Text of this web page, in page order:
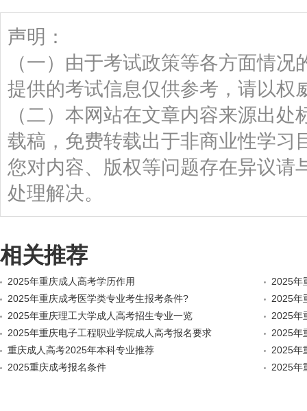
声明：
（一）由于考试政策等各方面情
提供的考试信息仅供参考，请以权
（二）本网站在文章内容来源出
载稿，免费转载出于非商业性学习
您对内容、版权等问题存在异议请
处理解决。
相关推荐
2025年重庆成人高考学历作用
2025年
2025年重庆成考医学类专业考生报考条件?
2025年
2025年重庆理工大学成人高考招生专业一览
2‌025年‌‌‌‌‌
2025年重庆电子工程职业学院成人高考报名要求
2025年
重庆成人高考2025年本科专业推荐
2‌025年‌‌‌‌‌
2025重庆成考报名条件
2‌025年‌‌‌‌‌